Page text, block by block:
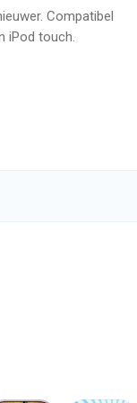
beat other
your
on iPhone 4S,
Compatibel
iPod touch.